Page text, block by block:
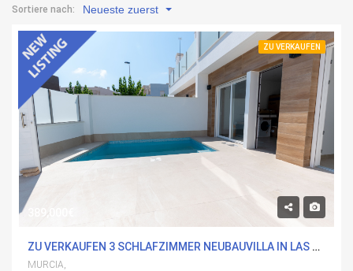
Sortiere nach: Neueste zuerst
ZU VERKAUFEN
389,000€
ZU VERKAUFEN 3 SCHLAFZIMMER NEUBAUVILLA IN LAS ESPERANZAS, MURCIA
MURCIA,